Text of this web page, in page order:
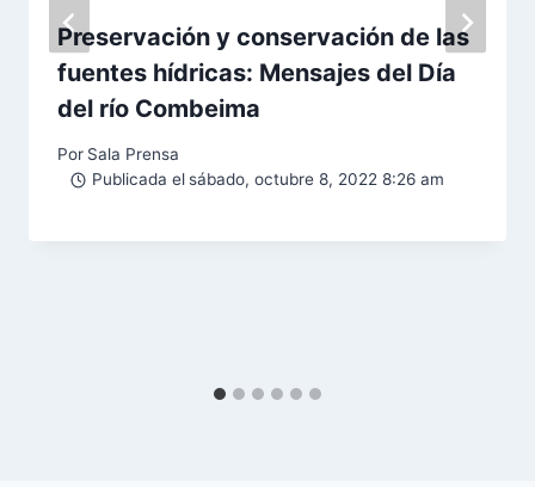
Preservación y conservación de las
fuentes hídricas: Mensajes del Día
del río Combeima
Por Sala Prensa
Publicada el sábado, octubre 8, 2022 8:26 am